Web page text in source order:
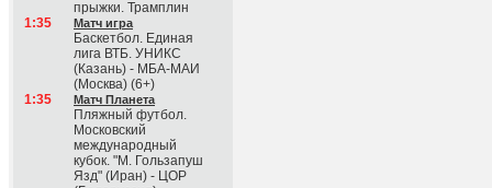
прыжки. Трамплин
1:35
Матч игра
Баскетбол. Единая
лига ВТБ. УНИКС
(Казань) - МБА-МАИ
(Москва) (6+)
1:35
Матч Планета
Пляжный футбол.
Московский
международный
кубок. "М. Гользапуш
Язд" (Иран) - ЦОР